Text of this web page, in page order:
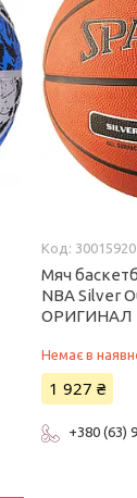
Мяч
NBA Silver
ОРИГИНАЛ
Немає в
1 927 ₴
+380 (63)